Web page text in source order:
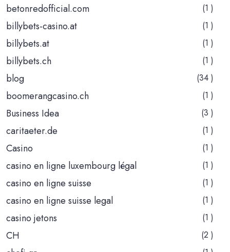
betonredofficial.com (1 )
billybets-casino.at (1 )
billybets.at (1 )
billybets.ch (1 )
blog (34 )
boomerangcasino.ch (1 )
Business Idea (3 )
caritaeter.de (1 )
Casino (1 )
casino en ligne luxembourg légal (1 )
casino en ligne suisse (1 )
casino en ligne suisse legal (1 )
casino jetons (1 )
CH (2 )